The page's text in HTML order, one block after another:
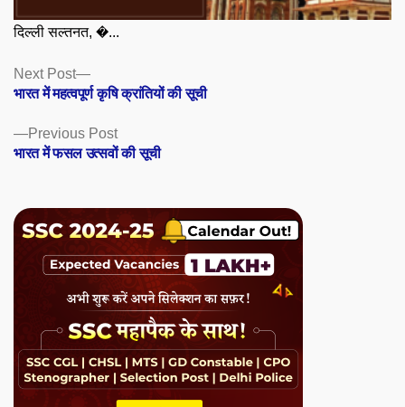
दिल्ली सल्तनत, �...
Posts
navigation
Previous PostPrevious
post:
भारत में फसल उत्सवों की सूची
Next Post
Next
post:
भारत में महत्वपूर्ण कृषि क्रांतियों की सूची